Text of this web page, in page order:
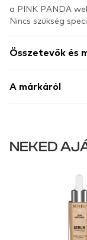
a PINK PANDA
Nincs szükség
Összetevők és
A márkáról
NEKED